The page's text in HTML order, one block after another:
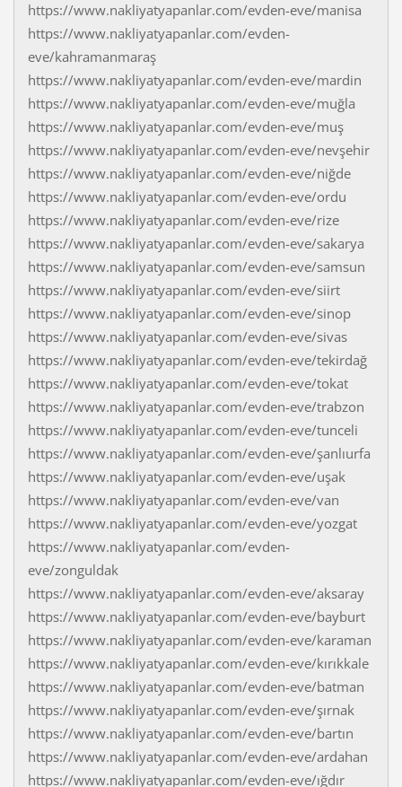
https://www.nakliyatyapanlar.com/evden-eve/manisa
https://www.nakliyatyapanlar.com/evden-
eve/kahramanmaraş
https://www.nakliyatyapanlar.com/evden-eve/mardin
https://www.nakliyatyapanlar.com/evden-eve/muğla
https://www.nakliyatyapanlar.com/evden-eve/muş
https://www.nakliyatyapanlar.com/evden-eve/nevşehir
https://www.nakliyatyapanlar.com/evden-eve/niğde
https://www.nakliyatyapanlar.com/evden-eve/ordu
https://www.nakliyatyapanlar.com/evden-eve/rize
https://www.nakliyatyapanlar.com/evden-eve/sakarya
https://www.nakliyatyapanlar.com/evden-eve/samsun
https://www.nakliyatyapanlar.com/evden-eve/siirt
https://www.nakliyatyapanlar.com/evden-eve/sinop
https://www.nakliyatyapanlar.com/evden-eve/sivas
https://www.nakliyatyapanlar.com/evden-eve/tekirdağ
https://www.nakliyatyapanlar.com/evden-eve/tokat
https://www.nakliyatyapanlar.com/evden-eve/trabzon
https://www.nakliyatyapanlar.com/evden-eve/tunceli
https://www.nakliyatyapanlar.com/evden-eve/şanlıurfa
https://www.nakliyatyapanlar.com/evden-eve/uşak
https://www.nakliyatyapanlar.com/evden-eve/van
https://www.nakliyatyapanlar.com/evden-eve/yozgat
https://www.nakliyatyapanlar.com/evden-
eve/zonguldak
https://www.nakliyatyapanlar.com/evden-eve/aksaray
https://www.nakliyatyapanlar.com/evden-eve/bayburt
https://www.nakliyatyapanlar.com/evden-eve/karaman
https://www.nakliyatyapanlar.com/evden-eve/kırıkkale
https://www.nakliyatyapanlar.com/evden-eve/batman
https://www.nakliyatyapanlar.com/evden-eve/şırnak
https://www.nakliyatyapanlar.com/evden-eve/bartın
https://www.nakliyatyapanlar.com/evden-eve/ardahan
https://www.nakliyatyapanlar.com/evden-eve/ığdır